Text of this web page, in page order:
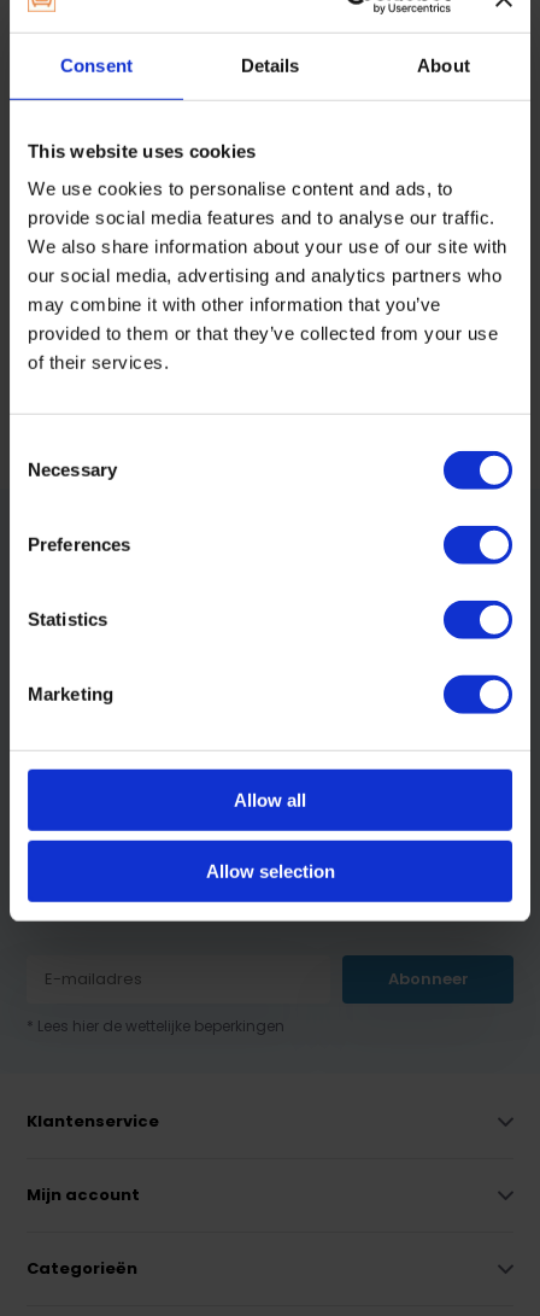
Consent Details About
This website uses cookies
We use cookies to personalise content and ads, to
provide social media features and to analyse our traffic.
We also share information about your use of our site with
our social media, advertising and analytics partners who
may combine it with other information that you’ve
provided to them or that they’ve collected from your use
of their services.
Selection
Necessary
Preferences
Statistics
Marketing
Allow all
Allow selection
Vandaag besteld, morgen verzonden.
Productomschrijving
Specificaties
Productvideo
Reviews
Op werkdagen tussen 09:00 - 13:00
Schrijf je in voor onze nieuwsbrief:
Abonneer
* Lees hier de wettelijke beperkingen
Klantenservice
Mijn account
Categorieën